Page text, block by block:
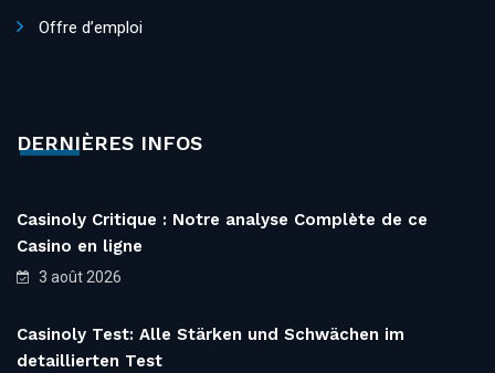
Offre d’emploi
DERNIÈRES INFOS
Casinoly Critique : Notre analyse Complète de ce
Casino en ligne
3 août 2026
Casinoly Test: Alle Stärken und Schwächen im
detaillierten Test